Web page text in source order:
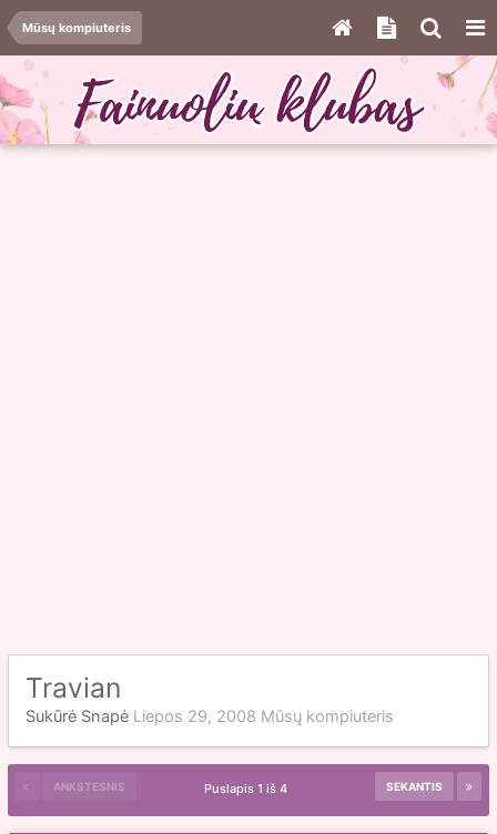
Mūsų kompiuteris
Travian
Sukūrė Snapė Liepos 29, 2008 Mūsų kompiuteris
ANKSTESNIS SEKANTIS
Puslapis 1 iš 4